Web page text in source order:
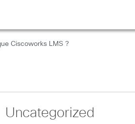
Ciscoworks LMS ?
Uncategorized